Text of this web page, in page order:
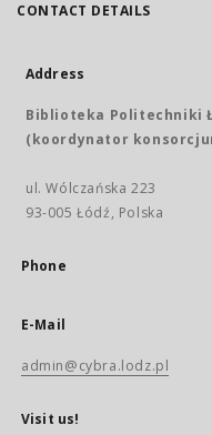
CONTACT DETAILS
Address
Biblioteka Politechniki
(koordynator
ul. Wólczańska 223
93-005 Łódź, Polska
Phone
E-Mail
admin@cybra.lodz.pl
Visit us!